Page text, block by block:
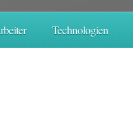
Technologien